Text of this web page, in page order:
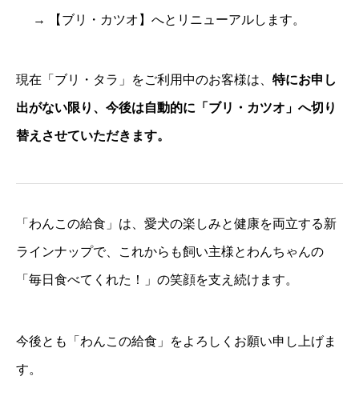
→ 【ブリ・カツオ】へとリニューアルします。
現在「ブリ・タラ」をご利用中のお客様は、 特にお申し
出がない限り、今後は自動的に「ブリ・カツオ」へ切り
替えさせていただきます。
「わんこの給食」は、愛犬の楽しみと健康を両立する新
ラインナップで、これからも飼い主様とわんちゃんの
「毎日食べてくれた！」の笑顔を支え続けます。
今後とも「わんこの給食」をよろしくお願い申し上げま
す。